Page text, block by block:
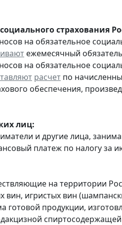
страхования
на обязательное
ежемесячный
на обязательное
расчет по
обеспечения,
лиц:
и другие лица,
платеж по налогу за
на территории
вин, игристых вин
готовой продукции,